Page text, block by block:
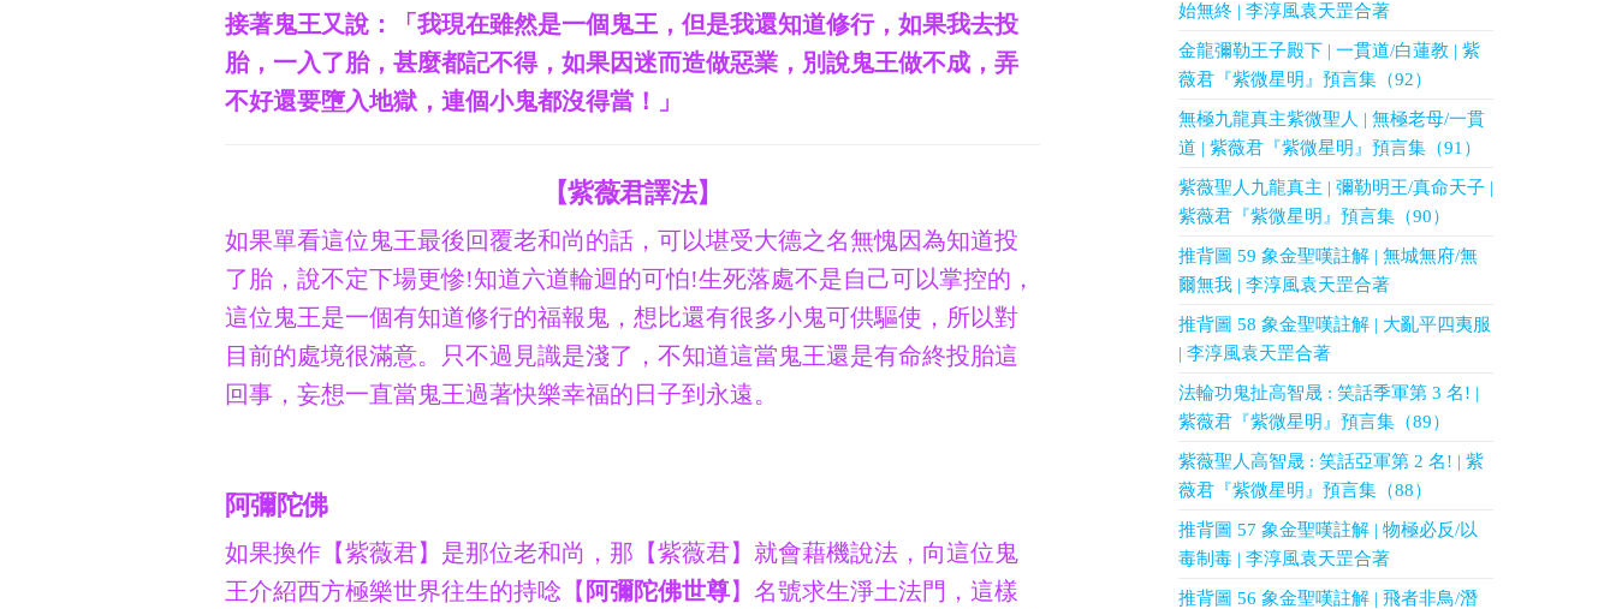
接著鬼王又說：「我現在雖然是一個鬼王，但是我還知道修行，如果我去投
胎，一入了胎，甚麼都記不得，如果因迷而造做惡業，別說鬼王做不成，弄
不好還要墮入地獄，連個小鬼都沒得當！」
【紫薇君譯法】
如果單看這位鬼王最後回覆老和尚的話，可以堪受大德之名無愧因為知道投
了胎，說不定下場更慘!知道六道輪迴的可怕!生死落處不是自己可以掌控的，
這位鬼王是一個有知道修行的福報鬼，想比還有很多小鬼可供驅使，所以對
目前的處境很滿意。只不過見識是淺了，不知道這當鬼王還是有命終投胎這
回事，妄想一直當鬼王過著快樂幸福的日子到永遠。
阿彌陀佛
如果換作【紫薇君】是那位老和尚，那【紫薇君】就會藉機說法，向這位鬼
王介紹西方極樂世界往生的持唸【 阿彌陀佛世尊】名號求生淨土法門，這樣
始無終 | 李淳風袁天罡合著
金龍彌勒王子殿下 | 一貫道/白蓮教 | 紫
薇君『紫微星明』預言集（92）
無極九龍真主紫微聖人 | 無極老母/一貫
道 | 紫薇君『紫微星明』預言集（91）
紫薇聖人九龍真主 | 彌勒明王/真命天子 |
紫薇君『紫微星明』預言集（90）
推背圖 59 象金聖嘆註解 | 無城無府/無
爾無我 | 李淳風袁天罡合著
推背圖 58 象金聖嘆註解 | 大亂平四夷服
| 李淳風袁天罡合著
法輪功鬼扯高智晟 : 笑話季軍第 3 名! |
紫薇君『紫微星明』預言集（89）
紫薇聖人高智晟 : 笑話亞軍第 2 名! | 紫
薇君『紫微星明』預言集（88）
推背圖 57 象金聖嘆註解 | 物極必反/以
毒制毒 | 李淳風袁天罡合著
推背圖 56 象金聖嘆註解 | 飛者非鳥/潛